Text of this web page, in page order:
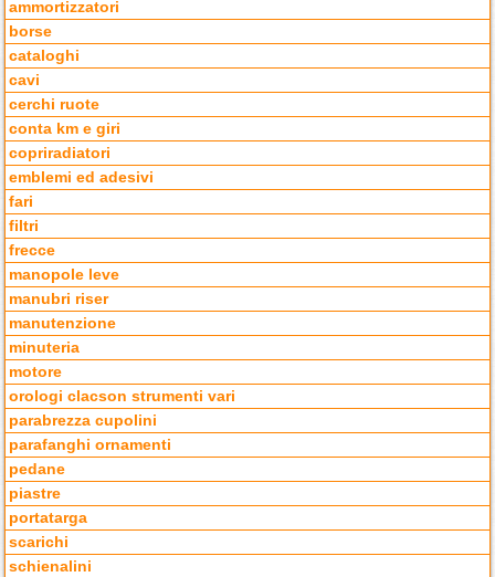
ammortizzatori
borse
cataloghi
cavi
cerchi ruote
conta km e giri
copriradiatori
emblemi ed adesivi
fari
filtri
frecce
manopole leve
manubri riser
manutenzione
minuteria
motore
orologi clacson strumenti vari
parabrezza cupolini
parafanghi ornamenti
pedane
piastre
portatarga
scarichi
schienalini